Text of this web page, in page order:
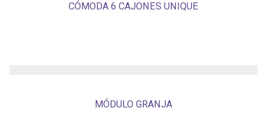
CÓMODA 6 CAJONES UNIQUE
MÓDULO GRANJA